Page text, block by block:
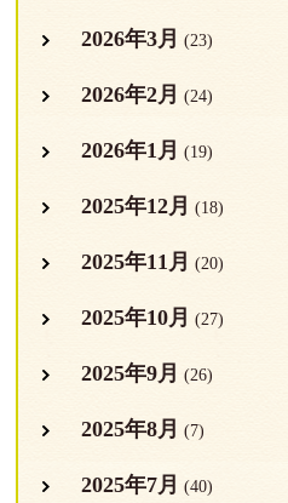
2026年3月 (23)
2026年2月 (24)
2026年1月 (19)
2025年12月 (18)
2025年11月 (20)
2025年10月 (27)
2025年9月 (26)
2025年8月 (7)
2025年7月 (40)